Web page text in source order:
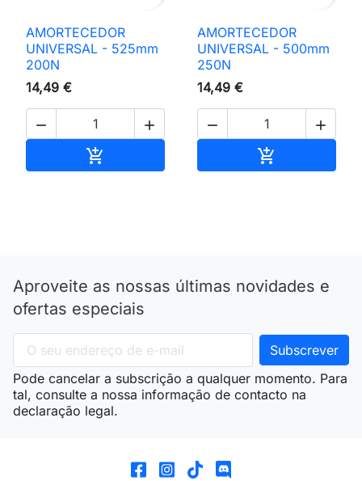
AMORTECEDOR
UNIVERSAL - 525mm
200N
14,49 €
 

AMORTECEDOR
UNIVERSAL - 500mm
250N
14,49 €
 

Aproveite as nossas últimas novidades e
ofertas especiais
Pode cancelar a subscrição a qualquer momento. Para
tal, consulte a nossa informação de contacto na
declaração legal.